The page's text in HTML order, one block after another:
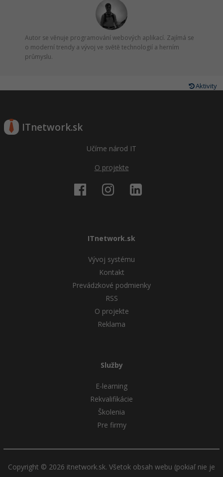
Autor se věnuje programování webových aplikací. Zajímá se
o moderní trendy a vývoj ve světě technologií a herním
průmyslu.
Aktivity
ITnetwork.sk
Učíme národ IT
O projekte
ITnetwork.sk
Vývoj systému
Kontakt
Prevádzkové podmienky
RSS
O projekte
Reklama
Služby
E-learning
Rekvalifikácie
Školenia
Pre firmy
Copyright © 2026 itnetwork.sk. Všetok obsah webu (pokiaľ nie je